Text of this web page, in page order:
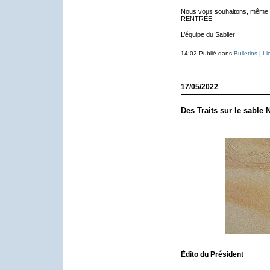
Nous vous souhaitons,
RENTRÉE !
L’équipe du Sablier
14:02 Publié dans Bulletins|
17/05/2022
Des Traits sur le sable
Édito du Président